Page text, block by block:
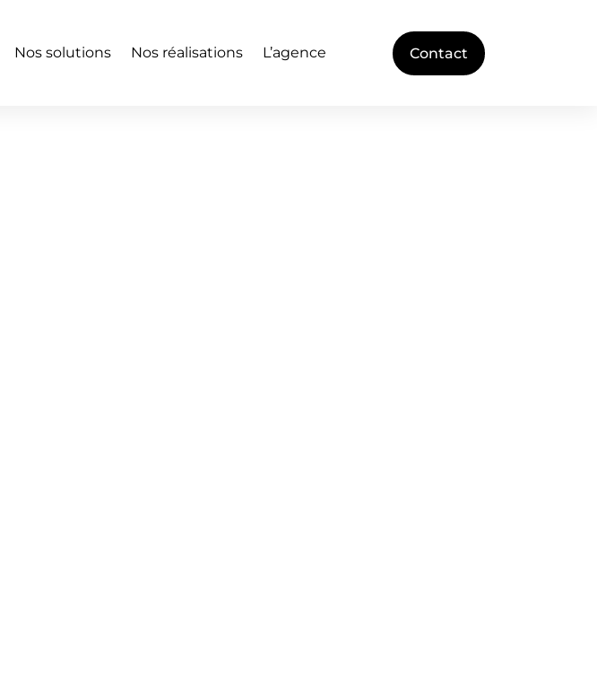
Nos solutions Nos réalisations L’agence Contact